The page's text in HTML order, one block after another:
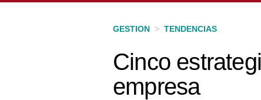
Perú
GESTION > TENDENCIAS
Cinco
empresa